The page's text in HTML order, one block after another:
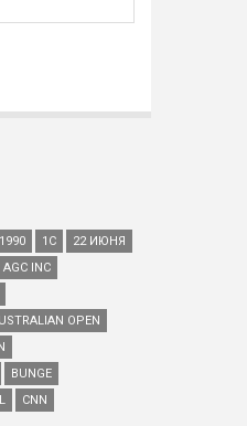
1990 1С
22 ИЮНЯ
AGC INC
OPEN
BUNGE
CNN